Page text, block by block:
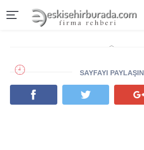
SAYFAYI PAYLAŞIN